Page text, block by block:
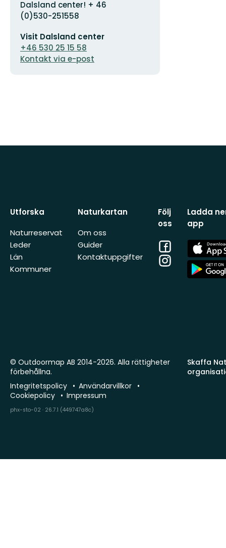
Dalsland center! + 46
(0)530-251558
postadress
Visit Dalsland center
+46 530 25 15 58
Kontakt via e-post
Utforska
Naturreservat
Leder
Län
Kommuner
Naturkartan
Om oss
Guider
Kontaktuppgifter
Följ
oss
Facebook
Instagram
Ladda
app
App
Store
App
Store
Skaffa
© Outdoormap AB 2014-2026. Alla rättigheter
förbehållna.
Integritetspolicy
Användarvillkor
Cookiepolicy
Impressum
phx-sto-02 · 26.7.1 (449747a8c)